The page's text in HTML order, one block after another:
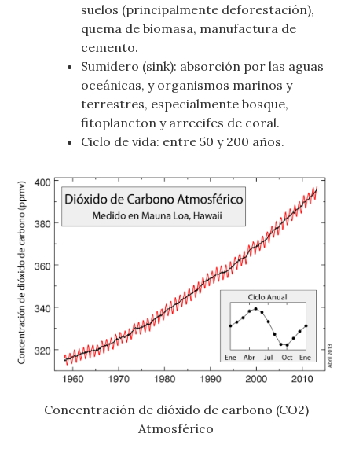
suelos (principalmente deforestación),
quema de biomasa, manufactura de
cemento.
Sumidero (sink): absorción por las aguas
oceánicas, y organismos marinos y
terrestres, especialmente bosque,
fitoplancton y arrecifes de coral.
Ciclo de vida: entre 50 y 200 años.
Concentración de dióxido de carbono (CO2)
Atmosférico